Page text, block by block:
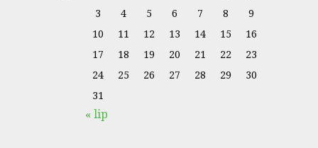
3
4 5 6 7 8
9
10
11 12 13 14 15
16
17
18 19 20 21 22
23
24
25 26 27 28 29
30
31
« lip